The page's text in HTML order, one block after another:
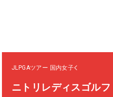
JLPGAツアー 国内女子
ニトリレディスゴルフ